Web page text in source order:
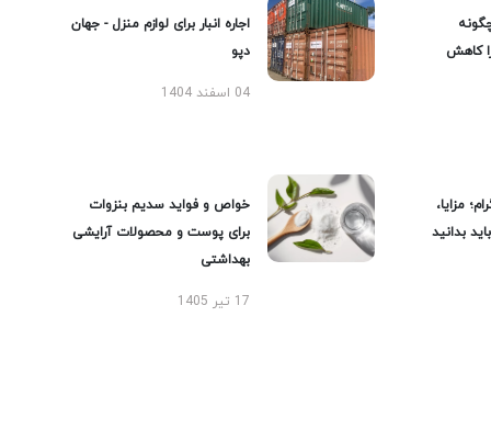
کاهش
اجاره انبار برای لوازم منزل - جهان
دپو
04 اسفند 1404
مزایا،
بدانید
خواص و فواید سدیم بنزوات
برای پوست و محصولات آرایشی
بهداشتی
17 تیر 1405